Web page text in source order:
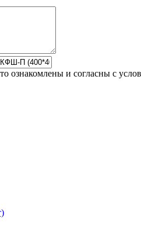
ознакомлены и согласны с